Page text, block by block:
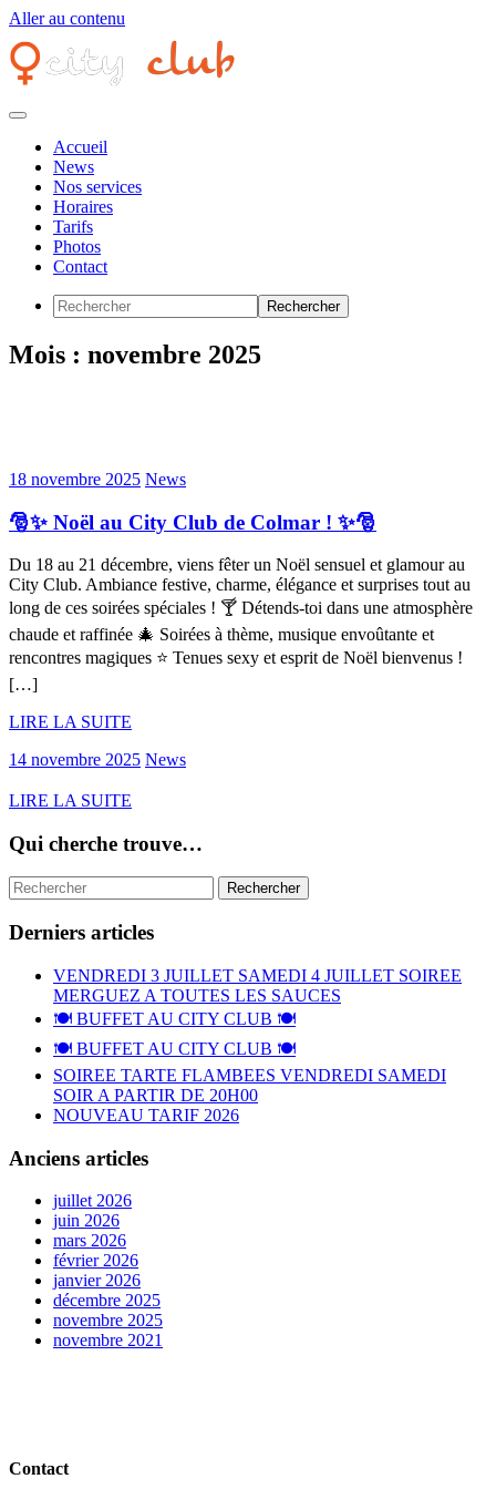
Aller au contenu
Accueil
News
Nos services
Horaires
Tarifs
Photos
Contact
Mois : novembre 2025
18 novembre 2025 News
🎅✨ Noël au City Club de Colmar ! ✨🎅
Du 18 au 21 décembre, viens fêter un Noël sensuel et glamour au
City Club. Ambiance festive, charme, élégance et surprises tout au
long de ces soirées spéciales ! 🍸 Détends-toi dans une atmosphère
chaude et raffinée 🎄 Soirées à thème, musique envoûtante et
rencontres magiques ⭐️ Tenues sexy et esprit de Noël bienvenus !
[…]
LIRE LA SUITE
14 novembre 2025 News
LIRE LA SUITE
Qui cherche trouve…
Derniers articles
VENDREDI 3 JUILLET SAMEDI 4 JUILLET SOIREE
MERGUEZ A TOUTES LES SAUCES
🍽️ BUFFET AU CITY CLUB 🍽️
🍽️ BUFFET AU CITY CLUB 🍽️
SOIREE TARTE FLAMBEES VENDREDI SAMEDI
SOIR A PARTIR DE 20H00
NOUVEAU TARIF 2026
Anciens articles
juillet 2026
juin 2026
mars 2026
février 2026
janvier 2026
décembre 2025
novembre 2025
novembre 2021
Contact